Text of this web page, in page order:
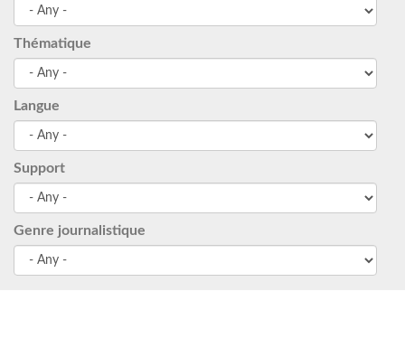
Thématique
Langue
Support
Genre journalistique